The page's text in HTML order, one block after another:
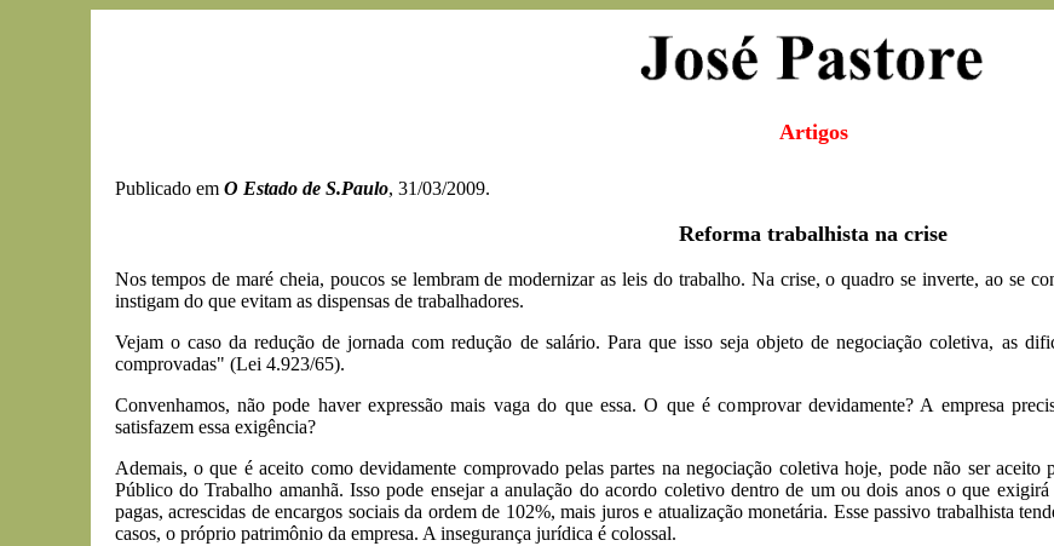
Artigos
Publicado emO Estado de S.Paulo, 31/03/2009.
Reforma trabalhista na crise
Nos tempos de maré cheia, poucos se lembram de modernizar as leis do trabalho. Na crise, o quadro se inverte, ao se
instigam do que evitam as dispensas de trabalhadores.
Vejam o caso da redução de jornada com redução de salário. Para que isso seja objeto de negociação coletiva, as
comprovadas" (Lei 4.923/65).
Convenhamos, não pode haver expressão mais vaga do que essa. O que é comprovar devidamente? A empresa
satisfazem essa exigência?
Ademais, o que é aceito como devidamente comprovado pelas partes na negociação coletiva hoje, pode não ser
Público do Trabalho amanhã. Isso pode ensejar a anulação do acordo coletivo dentro de um ou dois anos o que exigirá
pagas, acrescidas de encargos sociais da ordem de 102%, mais juros e atualização monetária. Esse passivo trabalhista
casos, o próprio patrimônio da empresa. A insegurança jurídica é colossal.